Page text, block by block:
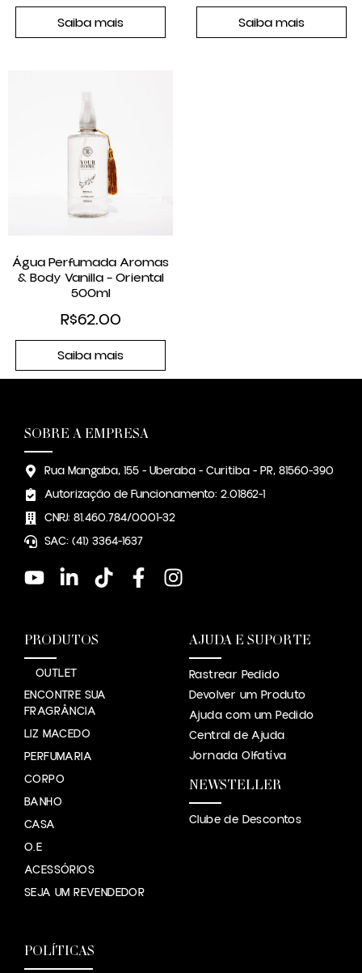
Saiba mais Saiba mais
Água Perfumada Aromas
& Body Vanilla – Oriental
500ml
R$62.00
Saiba mais
SOBRE A EMPRESA
Rua Mangaba, 155 - Uberaba - Curitiba - PR, 81560-390
Autorização de Funcionamento: 2.01862-1
CNPJ: 81.460.784/0001-32
SAC: (41) 3364-1637
PRODUTOS
OUTLET
ENCONTRE SUA
FRAGRÂNCIA
LIZ MACEDO
PERFUMARIA
CORPO
BANHO
CASA
O.E
ACESSÓRIOS
SEJA UM REVENDEDOR
AJUDA E SUPORTE
Rastrear Pedido
Devolver um Produto
Ajuda com um Pedido
Central de Ajuda
Jornada Olfatíva
NEWSTELLER
Clube de Descontos
POLÍTICAS